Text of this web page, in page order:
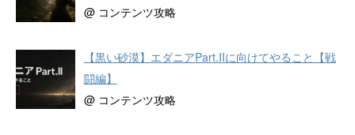
@ コンテンツ攻略
【黒い砂漠】エダニアPart.IIに向けてやること【戦
闘編】
@ コンテンツ攻略